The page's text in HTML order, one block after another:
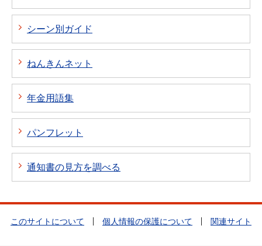
シーン別ガイド
ねんきんネット
年金用語集
パンフレット
通知書の見方を調べる
このサイトについて 個人情報の保護について 関連サイト